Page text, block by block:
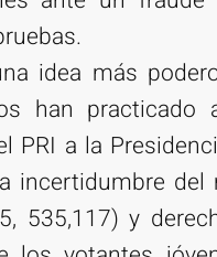
idea más
han practicado
PRI a la
incertidumbre
535,117) y